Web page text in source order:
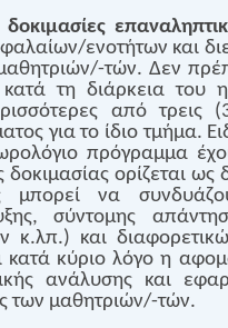
ενοτήτων και
τών. Δεν
κατά τη διάρκεια του
από τρεις
για το ίδιο τμήμα.
πρόγραμμα
δοκιμασίας ορίζεται
μπορεί να
σύντομης
κ.λπ.) και
κατά κύριο λόγο η
ανάλυσης και
των μαθητριών/-τών.